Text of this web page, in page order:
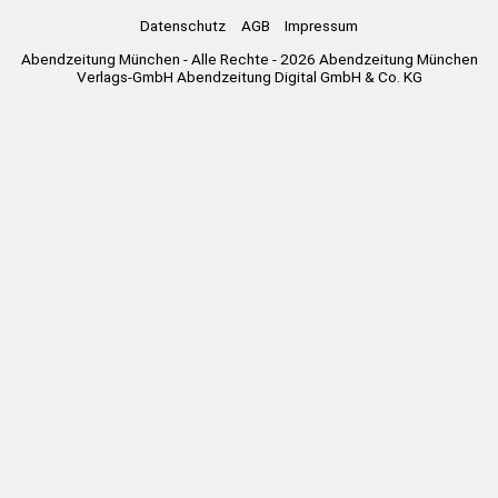
Datenschutz AGB
Impressum
Abendzeitung München - Alle Rechte - 2026 Abendzeitung München
Verlags-GmbH Abendzeitung Digital GmbH & Co. KG